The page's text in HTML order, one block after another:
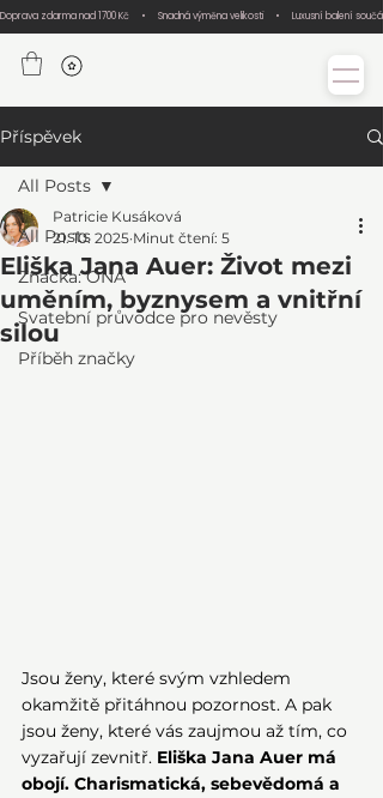
Doprava zdarma nad 1700 Kč     •     Snadná výměna velikosti     •     Luxusní balení
Příspěvek
All Posts
Značka: ONA
Svatební průvodce pro nevěsty
Příběh značky
All Posts
Eliška Jana Auer: Život mezi
uměním, byznysem a vnitřní
silou
Patricie Kusáková
21. 10. 2025 Minut čtení: 5
Jsou ženy, které svým vzhledem
okamžitě přitáhnou pozornost. A pak
jsou ženy, které vás zaujmou až tím, co
vyzařují zevnitř. Eliška Jana Auer má
obojí. Charismatická, sebevědomá a